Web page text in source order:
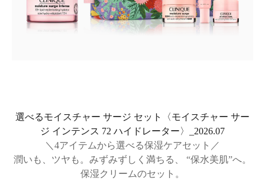
選べるモイスチャー サージ セット〈モイスチャー サー
ジ インテンス 72 ハイドレーター〉_2026.07
＼4アイテムから選べる保湿ケアセット／
潤いも、ツヤも。みずみずしく満ちる、 “保水美肌”へ。
保湿クリームのセット。